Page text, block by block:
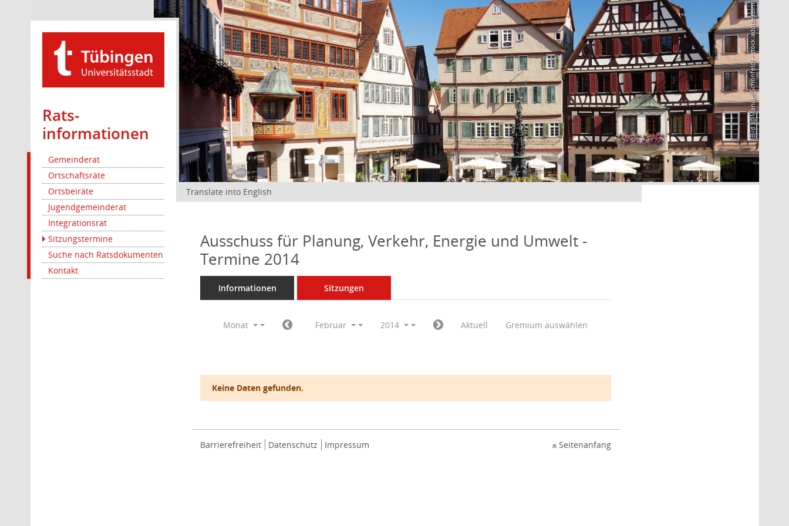
Rats­
informationen
Gemeinderat
Ortschaftsräte
Ortsbeiräte
Jugendgemeinderat
Integrationsrat
Sitzungstermine
Suche nach Ratsdokumenten
Kontakt
Bild: @Manuel Schönfeld – stock.adobe.com
Translate into English
Ausschuss für Planung, Verkehr, Energie und Umwelt -
Termine 2014
Informationen Sitzungen
Monat Februar 2014 Aktuell Gremium auswählen
Keine Daten gefunden.
Barrierefreiheit Datenschutz Impressum Seitenanfang